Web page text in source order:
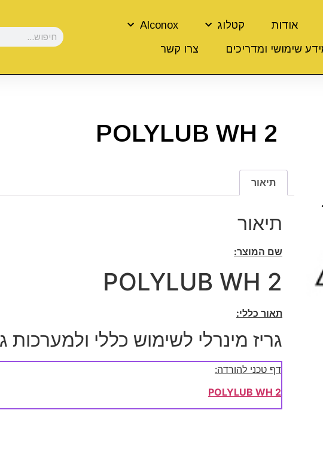
אודות קטלוג
Alconox
שימושי ומדריכים
צרו קשר
POLYLUB WH 2
תיאור
תיאור
שם המוצר:
POLYLUB WH 2
תאור כללי:
גריז מינרלי לשימוש כללי ולמערכות
דף טכני להורדה:
POLYLUB WH 2